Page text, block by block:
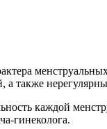
а также
каждой
гинеколога.